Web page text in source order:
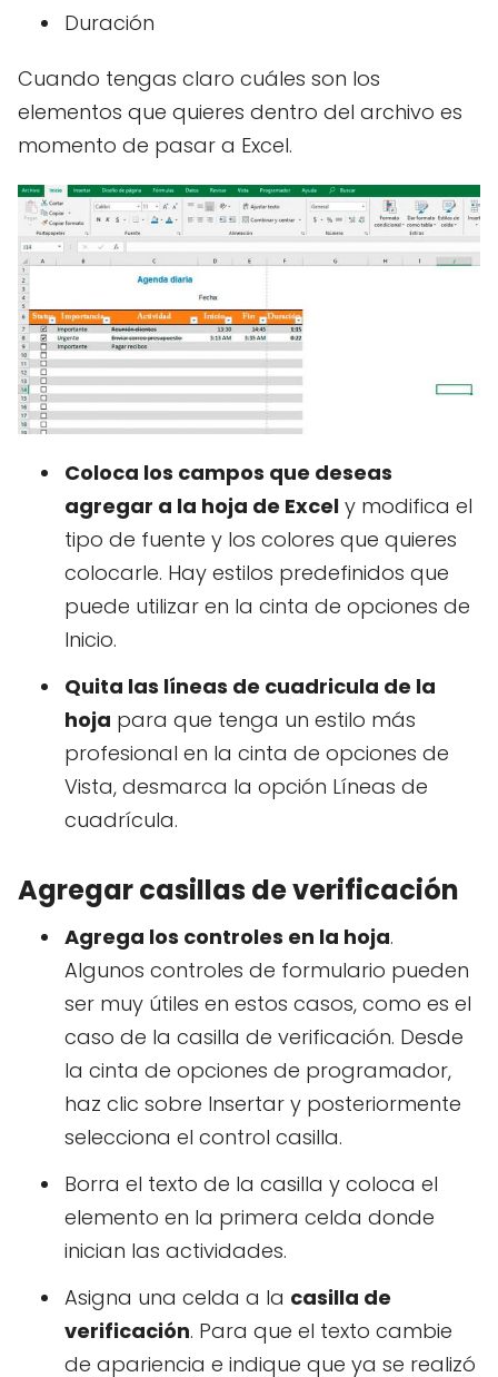
Duración
Cuando tengas claro cuáles son los
elementos que quieres dentro del archivo es
momento de pasar a Excel.
Coloca los campos que deseas
agregar a la hoja de Excel y modifica el
tipo de fuente y los colores que quieres
colocarle. Hay estilos predefinidos que
puede utilizar en la cinta de opciones de
Inicio.
Quita las líneas de cuadricula de la
hoja para que tenga un estilo más
profesional en la cinta de opciones de
Vista, desmarca la opción Líneas de
cuadrícula.
Agregar casillas de verificación
Agrega los controles en la hoja.
Algunos controles de formulario pueden
ser muy útiles en estos casos, como es el
caso de la casilla de verificación. Desde
la cinta de opciones de programador,
haz clic sobre Insertar y posteriormente
selecciona el control casilla.
Borra el texto de la casilla y coloca el
elemento en la primera celda donde
inician las actividades.
Asigna una celda a la casilla de
verificación. Para que el texto cambie
de apariencia e indique que ya se realizó